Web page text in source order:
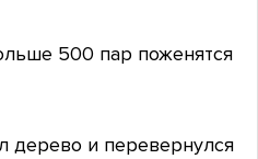
500 пар поженятся
дерево и перевернулся